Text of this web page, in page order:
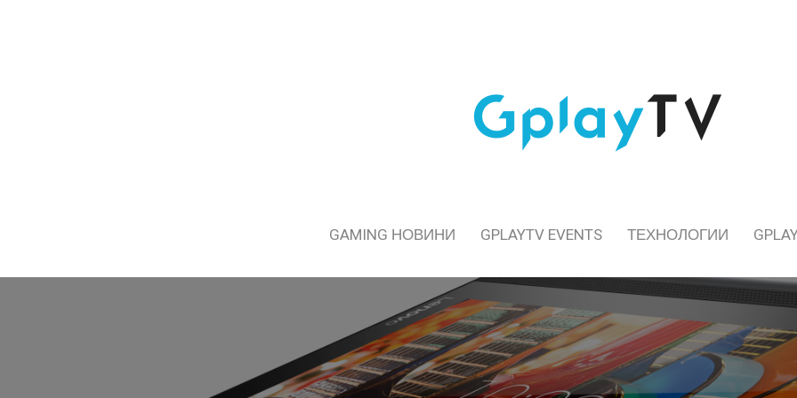
GAMING НОВИНИ GPLAYTV EVENTS ТЕХНОЛОГИИ